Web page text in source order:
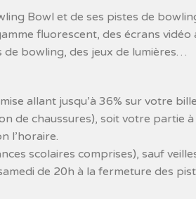
Bowl et de ses pistes de
fluorescent, des écrans vidéo
de bowling, des jeux de lumières…
allant jusqu’à 36% sur votre
de chaussures), soit votre partie à
l’horaire.
scolaires comprises), sauf
de 20h à la fermeture des